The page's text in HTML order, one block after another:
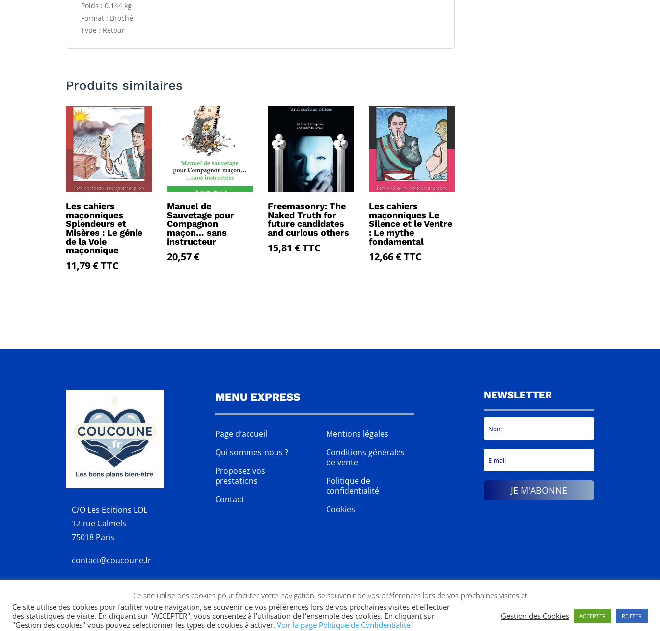
Poids : 0.144 kg
Format : Broché
Type : Retour
Produits similaires
Les cahiers
maçonniques
Splendeurs et
Misères : Le génie
de la Voie
maçonnique
11,79€ TTC
Manuel de
Sauvetage pour
Compagnon
maçon… sans
instructeur
20,57€
Freemasonry: The
Naked Truth for
future candidates
and curious others
15,81€TTC
Les cahiers
maçonniques Le
Silence et le Ventre
: Le mythe
fondamental
12,66€TTC
C/O Les Editions LOL
12 rue Calmels
75018 Paris
contact@coucoune.fr
MENU EXPRESS
Page d’accueil
Qui sommes-nous ?
Proposez vos
prestations
Contact
Mentions légales
Conditions générales
de vente
Politique de
confidentialité
Cookies
NEWSLETTER
JE M'ABONNE
Copyright 2026 | designed bySWP
Ce site utilise des cookies pour faciliter votre navigation, se souvenir de vos préférences lors de vos prochaines visites et
Ce site utilise des cookies pour faciliter votre navigation, se souvenir de vos préférences lors de vos prochaines visites et effectuer
des statistiques de visite. En cliquant sur "ACCEPTER", vous consentez à l'utilisation de l'ensemble des cookies. En cliquant sur
"Gestion des cookies" vous pouvez sélectionner les types de cookies à activer. Voir la page Politique de Confidentialité
Gestion des Cookies ACCEPTER REJETER